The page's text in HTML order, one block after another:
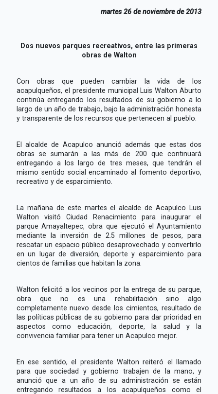
martes 26 de noviembre de 2013
Dos nuevos parques recreativos, entre las primeras
obras de Walton
Con obras que pueden cambiar la vida de los
acapulqueños, el presidente municipal Luis Walton Aburto
continúa entregando los resultados de su gobierno a lo
largo de un año de trabajo, bajo la administración honesta
y transparente de los recursos que pertenecen al pueblo.
El alcalde de Acapulco anunció además que estas dos
obras se sumarán a las más de 200 que continuará
entregando a los largo de tres meses, que tendrán el
mismo sentido social encaminado al fomento deportivo,
recreativo y de esparcimiento.
La mañana de este martes el alcalde de Acapulco Luis
Walton visitó Ciudad Renacimiento para inaugurar el
parque Amayaltepec, obra que ejecutó el Ayuntamiento
mediante la inversión de 2.5 millones de pesos, para
rescatar un espacio público desaprovechado y convertirlo
en un lugar de diversión, deporte y esparcimiento para
cientos de familias que habitan la zona.
Walton felicitó a los vecinos por la entrega de su parque,
obra que no es una rehabilitación sino algo
completamente nuevo desde los cimientos, resultado de
las políticas públicas de su gobierno para dar prioridad en
aspectos como educación, deporte, la salud y la
convivencia familiar para tener un Acapulco mejor.
En ese sentido, el presidente Walton reiteró el llamado
para que sociedad y gobierno trabajen de la mano, y
anunció que a un año de su administración se están
entregando resultados a los acapulqueños como el